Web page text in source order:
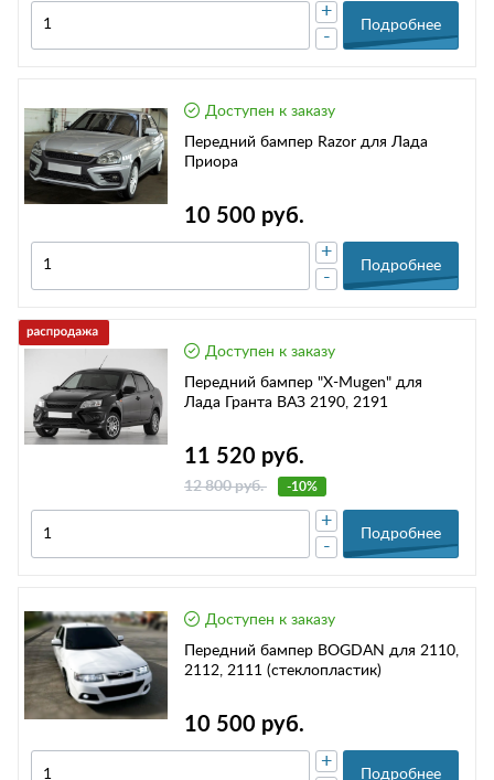
-
+
Подробнее
Доступен к заказу
Передний бампер Razor для Лада
Приора
10 500 руб.
-
+
Подробнее
Доступен к заказу
Передний бампер "X-Mugen" для
Лада Гранта ВАЗ 2190, 2191
11 520 руб.
12 800 руб. -10%
-
+
Подробнее
Доступен к заказу
Передний бампер BOGDAN для 2110,
2112, 2111 (стеклопластик)
10 500 руб.
+
Подробнее